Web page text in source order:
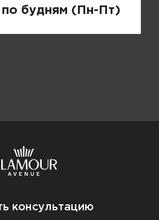
по будням (Пн-Пт)
консультацию